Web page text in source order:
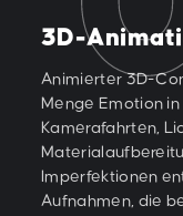
3D-
Animierter 3D-
Menge Emotion
Kamerafahrten,
Imperfektionen
Aufnahmen, die